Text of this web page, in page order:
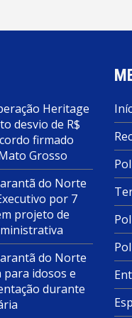
Heritage
desvio de R$
firmado
Grosso
do Norte
por 7
projeto de
do Norte
idosos e
durante